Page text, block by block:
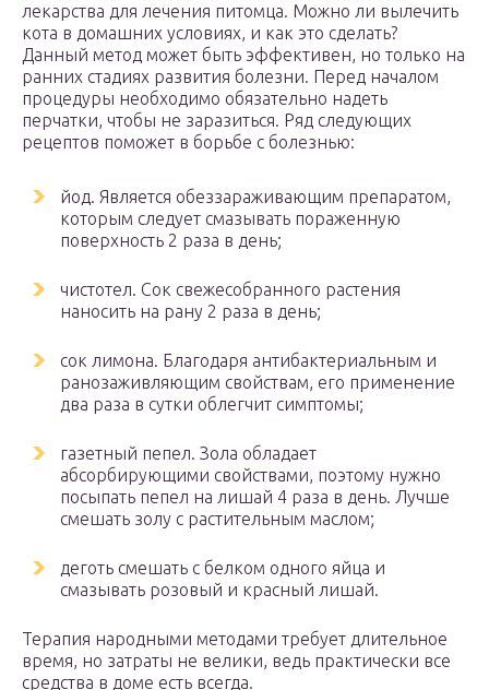
лекарства для лечения питомца. Можно ли вылечить
кота в домашних условиях, и как это сделать?
Данный метод может быть эффективен, но только на
ранних стадиях развития болезни. Перед началом
процедуры необходимо обязательно надеть
перчатки, чтобы не заразиться. Ряд следующих
рецептов поможет в борьбе с болезнью:
йод. Является обеззараживающим препаратом,
которым следует смазывать пораженную
поверхность 2 раза в день;
чистотел. Сок свежесобранного растения
наносить на рану 2 раза в день;
сок лимона. Благодаря антибактериальным и
ранозаживляющим свойствам, его применение
два раза в сутки облегчит симптомы;
газетный пепел. Зола обладает
абсорбирующими свойствами, поэтому нужно
посыпать пепел на лишай 4 раза в день. Лучше
смешать золу с растительным маслом;
деготь смешать с белком одного яйца и
смазывать розовый и красный лишай.
Терапия народными методами требует длительное
время, но затраты не велики, ведь практически все
средства в доме есть всегда.